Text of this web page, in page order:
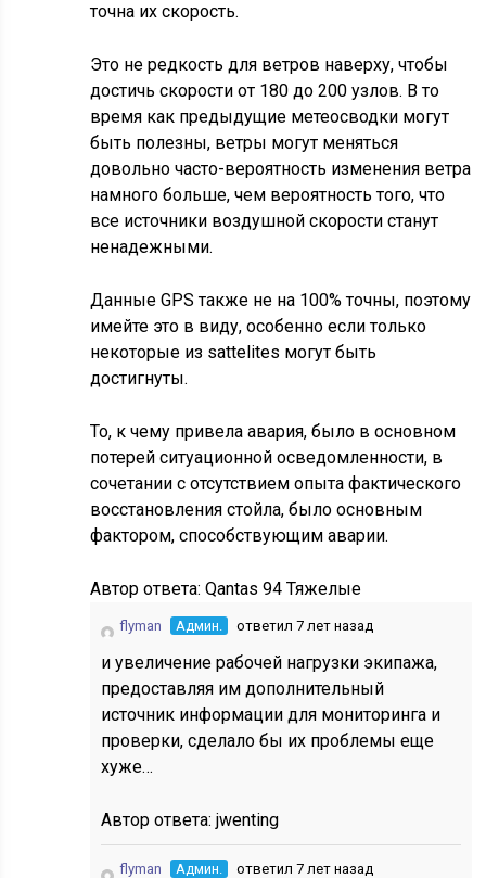
точна их скорость.
Это не редкость для ветров наверху, чтобы
достичь скорости от 180 до 200 узлов. В то
время как предыдущие метеосводки могут
быть полезны, ветры могут меняться
довольно часто-вероятность изменения ветра
намного больше, чем вероятность того, что
все источники воздушной скорости станут
ненадежными.
Данные GPS также не на 100% точны, поэтому
имейте это в виду, особенно если только
некоторые из sattelites могут быть
достигнуты.
То, к чему привела авария, было в основном
потерей ситуационной осведомленности, в
сочетании с отсутствием опыта фактического
восстановления стойла, было основным
фактором, способствующим аварии.
Автор ответа:Qantas 94 Тяжелые
flyman Админ. ответил 7 лет назад
и увеличение рабочей нагрузки экипажа,
предоставляя им дополнительный
источник информации для мониторинга и
проверки, сделало бы их проблемы еще
хуже…
Автор ответа:jwenting
flyman Админ. ответил 7 лет назад